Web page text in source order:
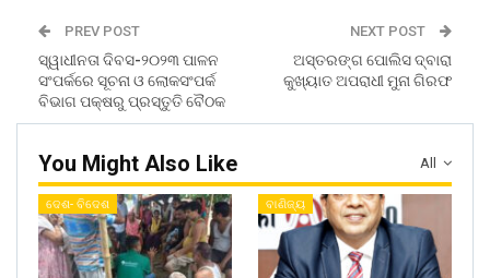
PREV POST
ସ୍ୱାଧୀନତା ଦିବସ-୨୦୨୩ ପାଳନ
ସଂପର୍କରେ ସୂଚନା ଓ ଲୋକସଂପର୍କ
ବିଭାଗ ପକ୍ଷରୁ ପ୍ରସ୍ତୁତି ବୈଠକ
NEXT POST
ଅସ୍ତରଙ୍ଗ ପୋଲିସ ଦ୍ବାରା
କୁଖ୍ୟାତ ଅପରାଧୀ ମୁନା ଗିରଫ
All
You Might Also Like
ଦେଶ- ବିଦେଶ ବାଣିଜ୍ୟ